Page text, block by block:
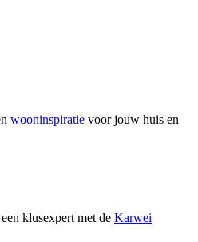
wooninspiratie voor jouw huis en
klusexpert met de Karwei